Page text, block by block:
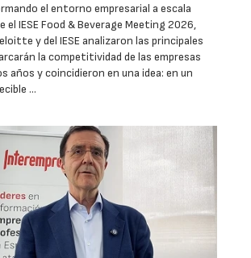
el entorno empresarial a escala
el IESE Food & Beverage Meeting 2026,
y del IESE analizaron las principales
la competitividad de las empresas
años y coincidieron en una idea: en un
…